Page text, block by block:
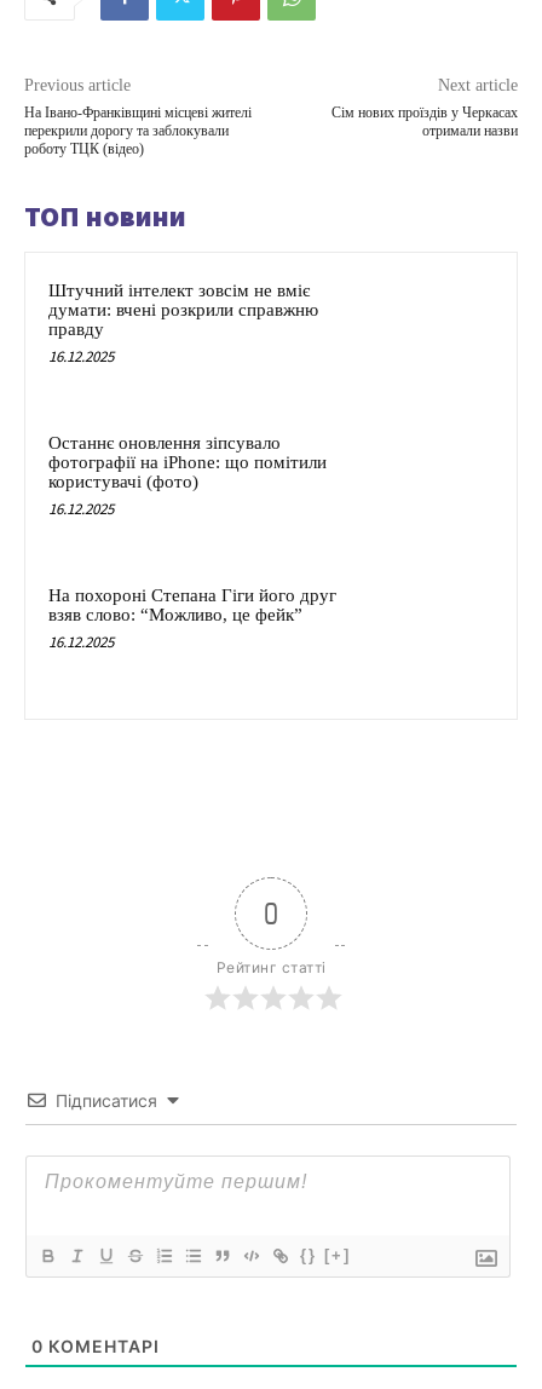
Previous article
На Івано-Франківщині місцеві жителі
перекрили дорогу та заблокували
роботу ТЦК (відео)
Next article
Сім нових проїздів у Черкасах
отримали назви
ТОП новини
Штучний інтелект зовсім не вміє
думати: вчені розкрили справжню
правду
16.12.2025
Останнє оновлення зіпсувало
фотографії на iPhone: що помітили
користувачі (фото)
16.12.2025
На похороні Степана Гіги його друг
взяв слово: “Можливо, це фейк”
16.12.2025
0
Рейтинг статті
Підписатися
{} [+]
0 КОМЕНТАРІ